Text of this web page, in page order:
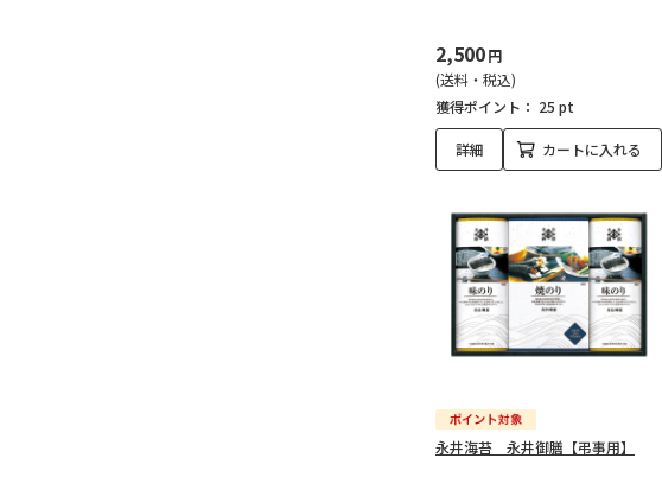
2,500円
(送料・税込)
獲得ポイント： 25 pt
詳細 カートに入れる
永井海苔 永井御膳【弔事用】